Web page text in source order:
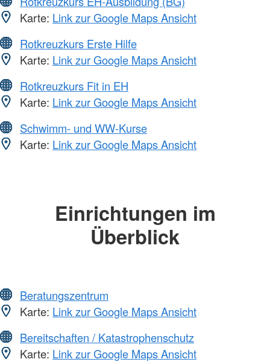
Karte: Link zur Google Maps Ansicht
Rotkreuzkurs Erste Hilfe
Karte: Link zur Google Maps Ansicht
Rotkreuzkurs Fit in EH
Karte: Link zur Google Maps Ansicht
Schwimm- und WW-Kurse
Karte: Link zur Google Maps Ansicht
Einrichtungen im
Überblick
Beratungszentrum
Karte: Link zur Google Maps Ansicht
Bereitschaften / Katastrophenschutz
Karte: Link zur Google Maps Ansicht